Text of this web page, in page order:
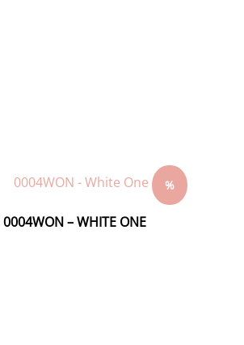
%
0004WON – WHITE ONE